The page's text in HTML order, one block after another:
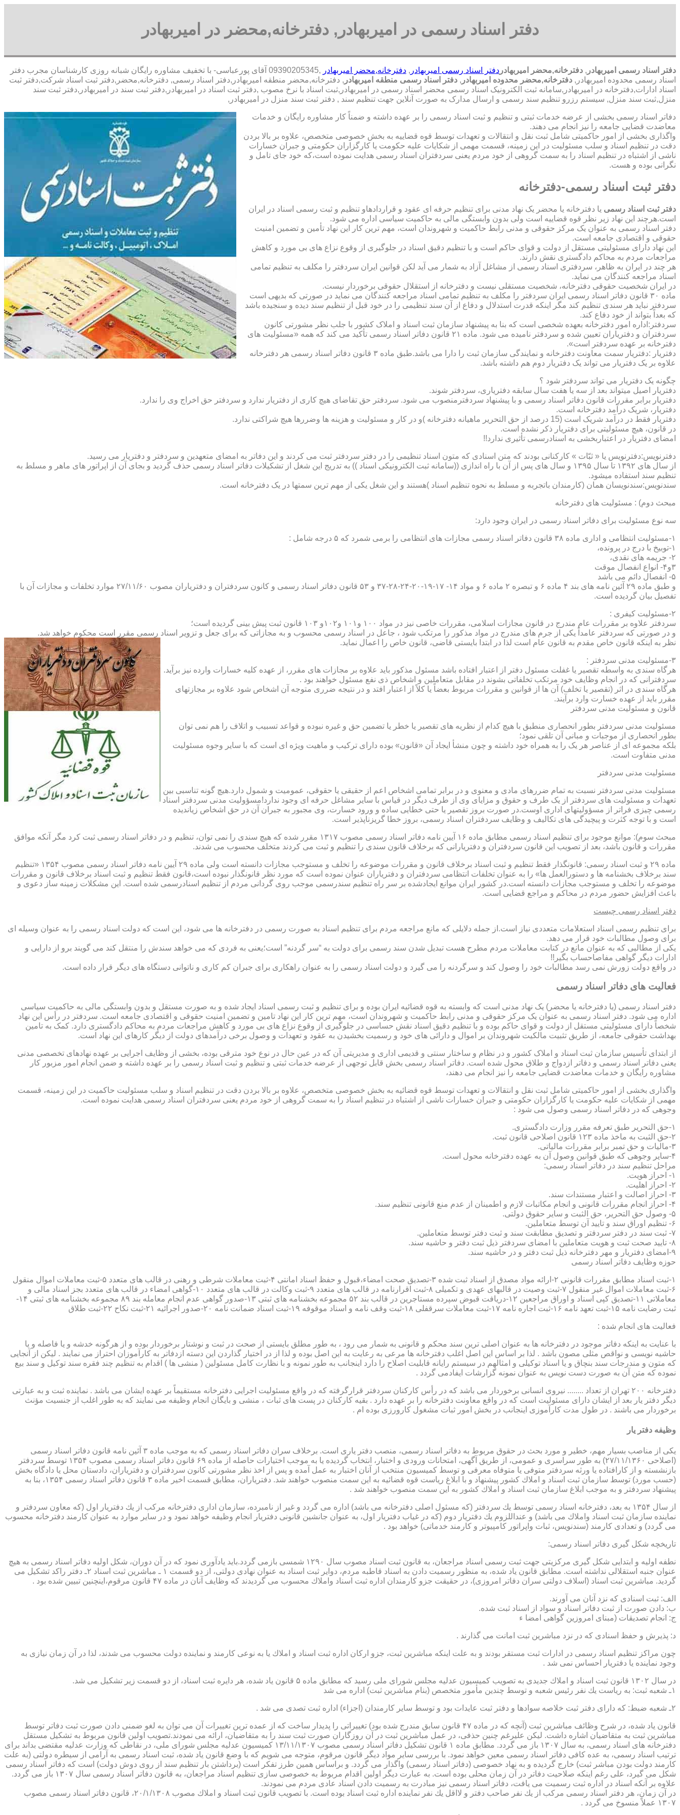
دفتر اسناد رسمی در امیربهادر, دفترخانه,محضر در امیربهادر
دفتر اسناد رسمی امیربهادر , دفترخانه,محضر امیربهادر دفتر اسناد رسمی امیربهادر , دفترخانه,محضر امیربهادر
,09390205345 آقای پورعباسی- با تخفیف مشاوره رايگان شبانه روزی کارشناسان مجرب دفتر
اسناد رسمی محدوده امیربهادر, دفترخانه,محضر محدوده امیربهادر , دفتر اسناد رسمی منطقه امیربهادر , دفترخانه,محضر منطقه امیربهادر,دفتر اسناد رسمی, دفترخانه,محضر,دفتر ثبت اسناد شرکت,دفتر ثبت
اسناد ادارات,دفترخانه در امیربهادر,سامانه ثبت الکترونیک اسناد رسمی محضر اسناد رسمی در امیربهادر,ثبت اسناد با نرخ مصوب ,دفتر ثبت اسناد در امیربهادر,دفتر ثبت سند در امیربهادر,دفتر ثبت سند
منزل,ثبت سند منزل, سیستم رزرو تنظیم سند رسمی و ارسال مدارک به صورت آنلاین جهت تنظیم سند , دفتر ثبت سند منزل در امیربهادر,
دفاتر اسناد رسمی بخشی از عرضه خدمات ثبتی و تنظیم و ثبت اسناد رسمی را بر عهده داشته و ضمناً کار مشاوره رایگان و خدمات
معاضدت قضایی جامعه را نیز انجام می دهند.
واگذاری بخشی از امور حاکمیتی شامل ثبت نقل و انتقالات و تعهدات توسط قوه قضاییه به بخش خصوصی متخصص، علاوه بر بالا بردن
دقت در تنظیم اسناد و سلب مسئولیت در این زمینه، قسمت مهمی از شکایات علیه حکومت یا کارگزاران حکومتی و جبران خسارات
ناشی از اشتباه در تنظیم اسناد را به سمت گروهی از خود مردم یعنی سردفتران اسناد رسمی هدایت نموده است،که خود جای تامل و
نگرانی بوده و هست.
دفتر ثبت اسناد رسمی-دفترخانه
دفتر ثبت اسناد رسمی یا دفترخانه یا محضر یک نهاد مدنی برای تنظیم حرفه ای عقود و قراردادهاو تنظیم و ثبت رسمی اسناد در ایران
است.هرچند این نهاد زیر نظر قوه قضاییه است ولی بدون وابستگی مالی به حاکمیت سیاسی اداره می شود.
دفتر اسناد رسمی به عنوان یک مرکز حقوقی و مدنی رابط حاکمیت و شهروندان است، مهم ترین کار این نهاد تأمین و تضمین امنیت
حقوقی و اقتصادی جامعه است.
این نهاد دارای مسئولیتی مستقل از دولت و قوای حاکم است و با تنظیم دقیق اسناد در جلوگیری از وقوع نزاع های بی مورد و کاهش
مراجعات مردم به محاکم دادگستری نقش دارند.
هر چند در ایران به ظاهر، سردفتری اسناد رسمی از مشاغل آزاد به شمار می آید لکن قوانین ایران سردفتر را مکلف به تنظیم تمامی
اسناد مراجعه کنندگان می نماید.
در ایران شخصیت حقوقی دفترخانه، شخصیت مستقلی نیست و دفترخانه از استقلال حقوقی برخوردار نیست.
ماده ۳۰ قانون دفاتر اسناد رسمی ایران سردفتر را مکلف به تنظیم تمامی اسناد مراجعه کنندگان می نماید در صورتی که بدیهی است
سردفتر نباید هر سندی تنظیم کند مگر اینکه قدرت استدلال و دفاع از آن سند تنظیمی را در خود قبل از تنظیم سند دیده و سنجیده باشد
که بعداً بتواند از خود دفاع کند.
سردفتر:اداره امور دفترخانه بعهده شخصی است که بنا به پیشنهاد سازمان ثبت اسناد و املاک کشور با جلب نظر مشورتی کانون
سردفتران و دفتریاران تعیین شده و سردفتر نامیده می شود. ماده ۲۱ قانون دفاتر اسناد رسمی تأکید می کند که همه «مسئولیت های
دفترخانه بر عهده سردفتر است».
دفتریار :دفتریار سمت معاونت دفترخانه و نمایندگی سازمان ثبت را دارا می باشد.طبق ماده ۳ قانون دفاتر اسناد رسمی هر دفترخانه
علاوه بر یک دفتریار می تواند یک دفتریار دوم هم داشته باشد.
چگونه یک دفتریار می تواند سردفتر شود ؟
دفتریار اصیل میتواند بعد از سه یا هفت سال سابقه دفتریاری، سردفتر شوند.
دفتریار برابر مقررات قانون دفاتر اسناد رسمی و با پیشنهاد سردفترمنصوب می شود. سردفتر حق تقاضای هیچ کاری از دفتریار ندارد و سردفتر حق اخراج وی را ندارد.
دفتریار، شریک درآمد دفترخانه است.
دفتریار فقط در درآمد شریک است (15 درصد از حق التحریر ماهیانه دفترخانه )و در کار و مسئولیت و هزینه ها وضررها هیچ شراکتی ندارد.
در قانون، هیچ مسئولیتی برای دفتریار ذکر نشده است.
امضای دفتریار در اعتباربخشی به اسنادرسمی تأثیری ندارد!!
دفترنویس:دفترنویس یا « ثبّات » کارکنانی بودند که متن اسنادی که متون اسناد تنظیمی را در دفتر سردفتر ثبت می کردند و این دفاتر به امضای متعهدین و سردفتر و دفتریار می رسید.
از سال های ۱۳۹۲ تا سال ۱۳۹۵ و سال های پس از آن با راه اندازی ((سامانه ثبت الکترونیکی اسناد )) به تدریج این شغل از تشکیلات دفاتر اسناد رسمی حذف گردید و بجای آن از اپراتور های ماهر و مسلط به
تنظیم سند استفاده میشود.
سندنویس:سندنویسان همان (کارمندان باتجربه و مسلط به نحوه تنظیم اسناد )هستند و این شغل یکی از مهم ترین سمتها در یک دفترخانه است.
مبحث دوم) : مسئولیت های دفترخانه
سه نوع مسئولیت برای دفاتر اسناد رسمی در ایران وجود دارد:
۱-مسئولیت انتظامی و اداری ماده ۳۸ قانون دفاتر اسناد رسمی مجازات های انتظامی را برمی شمرد که ۵ درجه شامل :
۱-توبیخ با درج در پرونده،
۲- جریمه های نقدی،
۳و۴- انواع انفصال موقت
۵- انفصال دائم می باشد
و طبق ماده ۲۹ آئین نامه های بند ۴ ماده ۶ و تبصره ۲ ماده ۶ و مواد ۱۴- ۱۷-۱۹-۲۰-۲۴-۲۸-۳۷ و ۵۳ قانون دفاتر اسناد رسمی و کانون سردفتران و دفتریاران مصوب ۲۷/۱۱/۶۰ موارد تخلفات و مجازات آن با
تفصیل بیان گردیده است.
۲-مسئولیت کیفری :
سردفتر علاوه بر مقررات عام مندرج در قانون مجازات اسلامی، مقررات خاصی نیز در مواد ۱۰۰ و۱۰۱ و۱۰۲و ۱۰۳ قانون ثبت پیش بینی گردیده است؛
و در صورتی که سردفتر عامداً یکی از جرم های مندرج در مواد مذکور را مرتکب شود ، جاعل در اسناد رسمی محسوب و به مجازاتی که برای جعل و تزویر اسناد رسمی مقرر است محکوم خواهد شد.
نظر به اینکه قانون خاص مقدم به قانون عام است لذا در ابتدا بایستی قاضی، قانون خاص را اعمال نماید.
۳-مسئولیت مدنی سردفتر :
هرگاه سندی به واسطه تقصیر یا غفلت مسئول دفتر از اعتبار افتاده باشد مسئول مذکور باید علاوه بر مجازات های مقرر، از عهده کلیه خسارات وارده نیز برآید.
سردفترانی که در انجام وظایف خود مرتکب تخلفاتی بشوند در مقابل متعاملین و اشخاص ذی نفع مسئول خواهند بود .
هرگاه سندی در اثر (تقصیر یا تخلف) آن ها از قوانین و مقررات مربوط بعضاً یا کلاً از اعتبار افتد و در نتیجه ضرری متوجه آن اشخاص شود علاوه بر مجازتهای
مقرر باید از عهده خسارت وارد برآیند.
قانون و مسئولیت مدنی سردفتر
مسئولیت مدنی سردفتر بطور انحصاری منطبق با هیچ کدام از نظریه های تقصیر یا خطر یا تضمین حق و غیره نبوده و قواعد تسبیب و اتلاف را هم نمی توان
بطور انحصاری از موجبات و مبانی آن تلقی نمود؛
بلکه مجموعه ای از عناصر هر یک را به همراه خود داشته و چون منشأ ایجاد آن «قانون» بوده دارای ترکیب و ماهیت ویژه ای است که با سایر وجوه مسئولیت
مدنی متفاوت است.
مسئولیت مدنی سردفتر
مسئولیت مدنی سردفتر نسبت به تمام ضررهای مادی و معنوی و در برابر تمامی اشخاص اعم از حقیقی یا حقوقی، عمومیت و شمول دارد.هیچ گونه تناسبی بین
تعهدات و مسئولیت های سردفتر از یک طرف و حقوق و مزایای وی از طرف دیگر در قیاس با سایر مشاغل حرفه ای وجود ندارد!مسؤولیت مدنی سردفتر اسناد
رسمی چیزی فراتر از مسؤولیتهای اداری اوست.در صورت بروز تقصیر یا حتی خطایی ساده و ورود خسارت، وی مجبور به جبران آن در حق اشخاص زیاندیده
است و با توجه کثرت و پیچیدگی های تکالیف و وظایف سردفتران اسناد رسمی، بروز خطا گریزناپذیر است.
مبحث سوم): موانع موجود برای تنظیم اسناد رسمی مطابق ماده ۱۶ آیین نامه دفاتر اسناد رسمی مصوب ۱۳۱۷ مقرر شده که هیچ سندی را نمی توان، تنظیم و در دفاتر اسناد رسمی ثبت کرد مگر آنکه موافق
مقررات و قانون باشد، بعد از تصویب این قانون سردفتران و دفتریارانی که برخلاف قانون سندی را تنظیم و ثبت می کردند متخلف محسوب می شدند.
ماده ۲۹ و ثبت اسناد رسمی: قانونگذار فقط تنظیم و ثبت اسناد برخلاف قانون و مقررات موضوعه را تخلف و مستوجب مجازات دانسته است ولی ماده ۲۹ آیین نامه دفاتر اسناد رسمی مصوب ۱۳۵۴ «تنظیم
سند برخلاف بخشنامه ها و دستورالعمل ها» را به عنوان تخلفات انتظامی سردفتران و دفتریاران عنوان نموده است که مورد نظر قانونگذار نبوده است،قانون فقط تنظیم و ثبت اسناد برخلاف قانون و مقررات
موضوعه را تخلف و مستوجب مجازات دانسته است.در کشور ایران موانع ایجادشده بر سر راه تنظیم سندرسمی موجب روی گردانی مردم از تنظیم اسنادرسمی شده است. این مشکلات زمینه ساز دعوی و
باعث افزایش حضور مردم در محاکم و مراجع قضایی است.
دفتر اسناد رسمی چیست
برای تنظیم رسمی اسناد استعلامات متعددی نیاز است.از جمله دلایلی که مانع مراجعه مردم برای تنظیم اسناد به صورت رسمی در دفترخانه ها می شود، این است که دولت اسناد رسمی را به عنوان وسیله ای
برای وصول مطالبات خود قرار می دهد.
یکی از مطالبی که به عنوان مانع در کتابت معاملات مردم مطرح هست تبدیل شدن سند رسمی برای دولت به “سر گردنه” است؛یعنی به فردی که می خواهد سندش را منتقل کند می گویند برو از دارایی و
ادارات دیگر گواهی مفاصاحساب بگیر!!
در واقع دولت زورش نمی رسد مطالبات خود را وصول کند و سرگردنه را می گیرد و دولت اسناد رسمی را به عنوان راهکاری برای جبران کم کاری و ناتوانی دستگاه های دیگر قرار داده است.
فعالیت های دفاتر اسناد رسمی
دفتر اسناد رسمی (یا دفترخانه یا محضر) یک نهاد مدنی است که وابسته به قوه قضائیه ایران بوده و برای تنظیم و ثبت رسمی اسناد ایجاد شده و به صورت مستقل و بدون وابستگی مالی به حاکمیت سیاسی
اداره می شود. دفتر اسناد رسمی به عنوان یک مرکز حقوقی و مدنی رابط حاکمیت و شهروندان است، مهم ترین کار این نهاد تامین و تضمین امنیت حقوقی و اقتصادی جامعه است. سردفتر در رأس این نهاد
شخصاً دارای مسئولیتی مستقل از دولت و قوای حاکم بوده و با تنظیم دقیق اسناد نقش حساسی در جلوگیری از وقوع نزاع های بی مورد و کاهش مراجعات مردم به محاکم دادگستری دارد. کمک به تامین
بهداشت حقوقی جامعه، از طریق تثبیت مالکیت شهروندان بر اموال و دارائی های خود و رسمیت بخشیدن به عقود و تعهدات و وصول برخی درآمدهای دولت از دیگر کارهای این نهاد است.
از ابتدای تأسیس سازمان ثبت اسناد و املاک کشور و در نظام و ساختار سنتی و قدیمی اداری و مدیریتی آن که در عین حال در نوع خود مترقی بوده، بخشی از وظایف اجرایی بر عهده نهادهای تخصصی مدنی
یعنی دفاتر اسناد رسمی و دفاتر ازدواج و طلاق محول شده است. دفاتر اسناد رسمی بخش قابل توجهی از عرضه خدمات ثبتی و تنظیم و ثبت اسناد رسمی را بر عهده داشته و ضمن انجام امور مزبور کار
مشاوره رایگان و خدمات معاضدت قضایی جامعه را نیز انجام می دهند،
واگذاری بخشی از امور حاکمیتی شامل ثبت نقل و انتقالات و تعهدات توسط قوه قضائیه به بخش خصوصی متخصص، علاوه بر بالا بردن دقت در تنظیم اسناد و سلب مسئولیت حاکمیت در این زمینه، قسمت
مهمی از شکایات علیه حکومت یا کارگزاران حکومتی و جبران خسارات ناشی از اشتباه در تنظیم اسناد را به سمت گروهی از خود مردم یعنی سردفتران اسناد رسمی هدایت نموده است.
وجوهی که در دفاتر اسناد رسمی وصول می شود :
۱-حق التحریر طبق تعرفه مقرر وزارت دادگستری.
۲-حق الثبت به ماخذ ماده ۱۲۳ قانون اصلاحی قانون ثبت.
۳-مالیات و حق تمبر برابر مقررات مالیاتی.
۴-سایر وجوهی که طبق قوانین وصول آن به عهده دفترخانه محول است.
مراحل تنظیم سند در دفاتر اسناد رسمی:
۱- احراز هویت.
۲- احراز اهلیت.
۳- احراز اصالت و اعتبار مستندات سند.
۴- احراز انجام مقررات قانونی و انجام مکاتبات لازم و اطمینان از عدم منع قانونی تنظیم سند.
۵- وصول حق التحریر، حق الثبت و سایر حقوق دولتی.
۶- تنظیم اوراق سند و تایید آن توسط متعاملین.
۷- ثبت سند در دفتر سردفتر و تصدیق مطابقت سند و ثبت دفتر توسط متعاملین.
۸- تایید صحت ثبت و هویت متعاملین با امضای سردفتر ذیل ثبت دفتر و حاشیه سند.
۹-امضای دفتریار و مهر دفترخانه ذیل ثبت دفتر و در حاشیه سند.
حوزه وظایف دفاتر اسناد رسمی
۱-ثبت اسناد مطابق مقررات قانونی ۲-ارائه مواد مصدق از اسناد ثبت شده ۳-تصدیق صحت امضاء،قبول و حفظ اسناد امانتی ۴-ثبت معاملات شرطی و رهنی در قالب های متعدد ۵-ثبت معاملات اموال منقول
۶-ثبت معاملات اموال غیر منقول ۷-ثبت وصیت در قالبهای عهدی و تکمیلی ۸-ثبت اقرارنامه در قالب های متعدد ۹-ثبت وکالت در قالب های متعدد ۱۰-گواهی امضاء در قالب های متعدد بجز اسناد مالی و
معاملاتی ۱۱-تصدیق کپی اسناد و اوراق مراجعین ۱۲-دریافت قبوض سپرده مستاجرین در قالب بند ۵۲ مجموعه بخشنامه های ثبتی ۱۳-صدور گواهی عدم انجام معامله بند ۸۹ مجموعه بخشنامه های ثبتی ۱۴-
ثبت رضایت نامه ۱۵-ثبت تعهد نامه ۱۶-ثبت اجاره نامه ۱۷-ثبت معاملات سرقفلی ۱۸-ثبت وقف نامه و اسناد موقوفه ۱۹-ثبت اسناد ضمانت نامه ۲۰-صدور اجرائیه ۲۱-ثبت نکاح ۲۲-ثبت طلاق
فعالیت های انجام شده :
با عنایت به اینکه دفاتر موجود در دفترخانه ها به عنوان اصلی ترین سند محکم و قانونی به شمار می رود ، به طور مطلق بایستی از صحت در ثبت و نوشتار برخوردار بوده و از هرگونه خدشه و یا فاصله و یا
حاشیه نویسی و نواقص مثلی مصون باشد . لذا بر اساس این اصل اغلب دفترخانه ها مرعی به رعایت به این اصل بوده و لذا از در اختیار گذاردن این دسته ازدفاتر به کارآموزان احتراز می نمایند . لیکن از آنجایی
که متون و مندرجات سند بنچاق و یا اسناد توکیلی و امثالهم در سیستم رایانه قابلیت اصلاح را دارد اینجانب به طور نمونه و با نظارت کامل مسئولین ( منشی ها ) اقدام به تنظیم چند فقره سند توکیل و سند بیع
نموده که متن آن به صورت دست نویس به عنوان نمونه گزارشات ایفادمی گردد .
دفترخانه ۲۰۰ تهران از تعداد ........ نیروی انسانی برخوردار می باشد که در رأس کارکنان سردفتر قرارگرفته که در واقع مسئولیت اجرایی دفترخانه مستقیماً بر عهده ایشان می باشد . نماینده ثبت و به عبارتی
دیگر دفتر یار بعد از ایشان دارای مسئولیت است که در واقع معاونت دفترخانه را بر عهده دارد . بقیه کارکنان در پست های ثبات ، منشی و بایگان انجام وظیفه می نمایند که به طور اغلب از جنسیت مؤنث
برخوردار می باشند . در طول مدت کارآموزی اینجانب در بخش امور ثبات مشغول کارورزی بوده ام .
وظیفه دفتر یار
یكی از مناصب بسیار مهم، خطیر و مورد بحث در حقوق مربوط به دفاتر اسناد رسمی، منصب دفتر یاری است. برخلاف سران دفاتر اسناد رسمی كه به موجب ماده ۳ آئین نامه قانون دفاتر اسناد رسمی
(اصلاحی ۲۷/۱۱/۱۳۶۰) به طور سراسری و عمومی، از طریق آگهی، امتحانات ورودی و اختبار، انتخاب گردیده یا به موجب اختیارات حاصله از ماده ۶۹ قانون دفاتر اسناد رسمی مصوب ۱۳۵۴ توسط سردفتر
بازنشسته و از كارافتاده یا ورثه سردفتر متوفی یا متوفاه معرفی و توسط كمیسیون منتخب از آنان اختبار به عمل آمده و پس از اخذ نظر مشورتی كانون سردفتران و دفتریاران، دادستان محل یا دادگاه بخش
(حسب مورد) توسط سازمان ثبت اسناد و املاك كشور پیشنهاد و با ابلاغ ریاست قوه قضائیه به این سمت منصوب خواهند شد. دفتریاران، مطابق قسمت اخیر ماده ۳ قانون دفاتر اسناد رسمی ۱۳۵۴، بنا به
پیشنهاد سردفتر و به موجب ابلاغ سازمان ثبت اسناد و املاك كشور به این سمت منصوب خواهند شد .
از سال ۱۳۵۴ به بعد، دفترخانه اسناد رسمی توسط یك سردفتر (كه مسئول اصلی دفترخانه می باشد) اداره می گردد و غیر از نامبرده، سازمان اداری دفترخانه مركب از یك دفتریار اول (كه معاون سردفتر و
نماینده سازمان ثبت اسناد واملاك می باشد) و عنداللزوم یك دفتریار دوم (كه در غیاب دفتریار اول، به عنوان جانشین قانونی دفتریار انجام وظیفه خواهد نمود و در سایر موارد به عنوان كارمند دفترخانه محسوب
می گردد) و تعدادی كارمند (سندنویس، ثبات واپراتور كامپیوتر و كارمند خدماتی) خواهد بود .
تاریخچه شكل گیری دفاتر اسناد رسمی:
نطفه اولیه و ابتدایی شكل گیری مركزیتی جهت ثبت رسمی اسناد مراجعان، به قانون ثبت اسناد مصوب سال ۱۲۹۰ شمسی بازمی گردد.باید یادآوری نمود كه در آن دوران، شكل اولیه دفاتر اسناد رسمی به هیچ
عنوان جنبه استقلالی نداشته است. مطابق قانون یاد شده، به منظور رسمیت دادن به اسناد قاطبه مردم، دوایر ثبت اسناد به عنوان نهادی دولتی، از دو قسمت ۱ ـ مباشرین ثبت اسناد ۲ـ دفتر راكد تشكیل می
گردید. مباشرین ثبت اسناد (اسلاف دولتی سران دفاتر امروزی)، در حقیقت جزو كارمندان اداره ثبت اسناد واملاك محسوب می گردیدند كه وظایف آنان در ماده ۴۷ قانون مرقوم،اینچنین تبیین شده بود .
الف: ثبت اسنادی كه نزد آنان می آورند.
ب: دادن صورت از ثبت دفاتر اسناد و سواد از اسناد ثبت شده.
ج: انجام تصدیقات (مبنای امروزین گواهی امضا ء
د: پذیرش و حفظ اسنادی كه در نزد مباشرین ثبت امانت می گذارند .
چون مراكز تنظیم اسناد رسمی در ادارات ثبت مستقر بودند و به علت اینكه مباشرین ثبت، جزو اركان اداره ثبت اسناد و املاك یا به نوعی كارمند و نماینده دولت محسوب می شدند، لذا در آن زمان نیازی به
وجود نماینده یا دفتریار احساس نمی شد .
در سال ۱۳۰۲ قانون ثبت اسناد و املاك جدیدی به تصویب كمیسیون عدلیه مجلس شورای ملی رسید كه مطابق ماده ۵ قانون یاد شده، هر دایره ثبت اسناد، از دو قسمت زیر تشكیل می شد.
۱ـ شعبه ثبت: به ریاست یك نفر رئیس شعبه و توسط چندین مأمور متخصص (بنام مباشرین ثبت) اداره می شد
۲ـ شعبه ضبط: كه دارای دفتر ثبت خلاصه سوادها و دفتر ثبت عایدات بود و توسط سایر كارمندان (اجزاء) اداره ثبت تصدی می شد .
قانون یاد شده، در شرح وظائف مباشرین ثبت (آنچه كه در ماده ۴۷ قانون سابق مندرج شده بود) تغییراتی را پدیدار ساخت كه از عمده ترین تغییرات آن می توان به لغو ضمنی دادن صورت ثبت دفاتر توسط
مباشرین ثبت به متقاضیان اشاره داشت. لیكن علیرغم چنین حذفی، در عمل مباشرین ثبت در آن روزگاران صورت ثبت سند را به متقاضیان، ارائه می نمودند.تصویب اولین قانون مربوط به تشكیل مستقل
دفترخانه های اسناد رسمی، به سال ۱۳۰۷ باز می گردد. مطابق ماده ۱ قانون تشكیل دفاتر اسناد رسمی مصوب ۱۳/۱۱/۱۳۰۷ كمیسیون عدلیه مجلس شورای ملی، در نقاطی كه وزارت عدلیه مقتضی بداند برای
ترتیب اسناد رسمی، به عده كافی دفاتر اسناد رسمی معین خواهد نمود. با بررسی سایر مواد دیگر قانون مرقوم، متوجه می شویم كه با وضع قانون یاد شده، ثبت اسناد رسمی به آرامی از سیطره دولتی (به علت
كارمند دولت بودن مباشر ثبت) خارج گردیده و به نهاد خصوصی (دفاتر اسناد رسمی) واگذار می گردد. و براساس همین طرز تفكر است (برداشتن بار تنظیم سند از روی دوش دولت) است كه دفاتر اسناد رسمی
شكل می گیرد، علی رغم اینكه صلاحیت دفاتر در آن زمان محلی بوده است. به عبارت دیگر اولین اقدام مربوط به خصوصی سازی تنظیم اسناد مراجعان، به قانون دفاتر اسناد رسمی سال ۱۳۰۷ باز می گردد.
علاوه بر آنكه اسناد در اداره ثبت رسمیت می یافت، دفاتر اسناد رسمی نیز مبادرت به رسمیت دادن اسناد عادی مردم می نمودند.
در آن زمان، هر دفتر اسناد رسمی مركب از یك نفر صاحب دفتر و لااقل یك نفر نماینده اداره ثبت اسناد بوده است. با تصویب قانون ثبت اسناد و املاك مصوب ۲۰/۱/۱۳۰۸، قانون دفاتر اسناد رسمی مصوب
۱۳۰۷ عملاً منسوخ می گردد .